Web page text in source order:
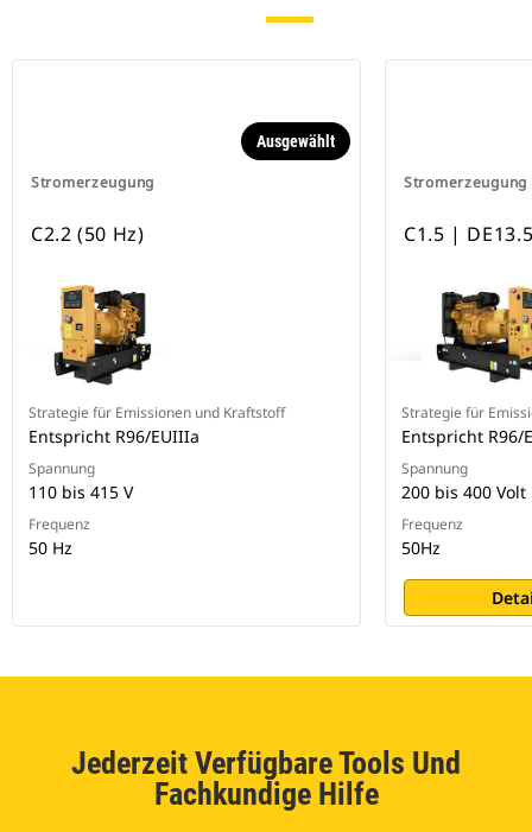
Stromerzeugung
Ausgewählt
C2.2 (50 Hz)
Strategie für Emissionen und Kraftstoff
Entspricht R96/EUIIIa
Spannung
110 bis 415 V
Frequenz
50 Hz
Stromerzeugung
C1.5 |
Strategie für
Entspricht R96/
Spannung
200 bis 400 Volt
Frequenz
50Hz
Jederzeit Verfügbare Tools Und
Fachkundige Hilfe